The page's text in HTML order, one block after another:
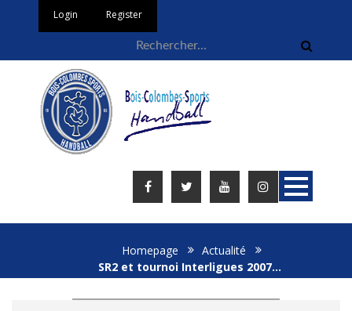
Login Register
Homepage
Actualité
SR2 et tournoi Interligues 2007…